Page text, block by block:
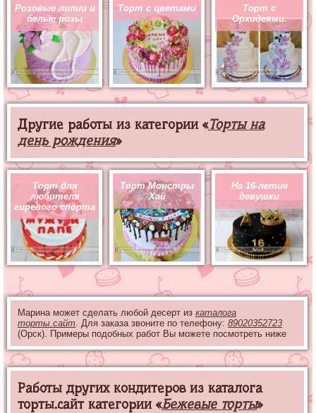
Розовые лилии и
белые розы
Торт с цветами
Торт с
Орхидеями.
Другие работы из категории «Торты на
день рождения»
Торт для
любителя
гиревого спорта
Торт Монстры
Хай
На 16-летие
девушки
Марина может сделать любой десерт из каталога
торты.сайт . Для заказа звоните по телефону: 89020352723
(Орск). Примеры подобных работ Вы можете посмотреть ниже
Работы других кондитеров из каталога
торты.сайт категории «Бежевые торты»